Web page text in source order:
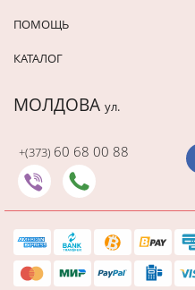
ПОМОЩЬ
КАТАЛОГ
МОЛДОВА ул.
+(373) 60 68 00 88